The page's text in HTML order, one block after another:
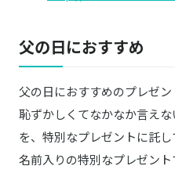
父の日におすすめ
父の日におすすめのプレゼ
恥ずかしくてなかなか言えな
を、特別なプレゼントに託し
名前入りの特別なプレゼン